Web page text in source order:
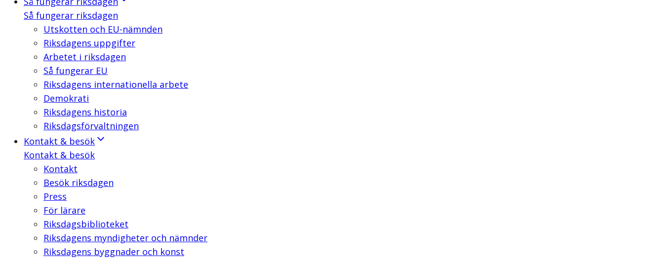
Så fungerar riksdagen
Utskotten och EU-nämnden
Riksdagens uppgifter
Arbetet i riksdagen
Så fungerar EU
Riksdagens internationella arbete
Demokrati
Riksdagens historia
Riksdagsförvaltningen
Kontakt & besök
Kontakt & besök
Kontakt
Besök riksdagen
Press
För lärare
Riksdagsbiblioteket
Riksdagens myndigheter och nämnder
Riksdagens byggnader och konst